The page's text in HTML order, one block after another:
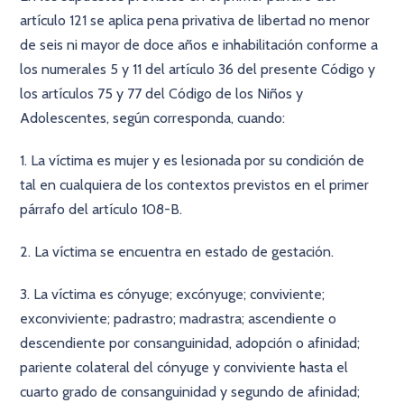
artículo 121 se aplica pena privativa de libertad no menor
de seis ni mayor de doce años e inhabilitación conforme a
los numerales 5 y 11 del artículo 36 del presente Código y
los artículos 75 y 77 del Código de los Niños y
Adolescentes, según corresponda, cuando:
1. La víctima es mujer y es lesionada por su condición de
tal en cualquiera de los contextos previstos en el primer
párrafo del artículo 108-B.
2. La víctima se encuentra en estado de gestación.
3. La víctima es cónyuge; excónyuge; conviviente;
exconviviente; padrastro; madrastra; ascendiente o
descendiente por consanguinidad, adopción o afinidad;
pariente colateral del cónyuge y conviviente hasta el
cuarto grado de consanguinidad y segundo de afinidad;